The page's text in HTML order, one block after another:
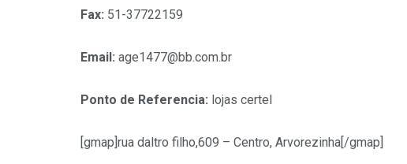
Fax: 51-37722159
Email: age1477@bb.com.br
Ponto de Referencia: lojas certel
[gmap]rua daltro filho,609 – Centro, Arvorezinha[/gmap]